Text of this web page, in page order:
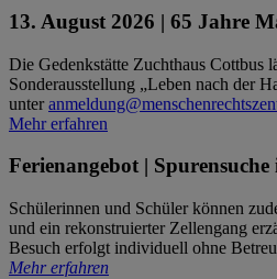
13. August 2026 | 65 Jahre
Die Gedenkstätte Zuchthaus Cottbus
Sonderausstellung „Leben nach der
unter
Mehr erfahren
Ferienangebot |
Schülerinnen und Schüler können
und ein rekonstruierter Zellengang
Besuch erfolgt individuell ohne
Mehr erfahren